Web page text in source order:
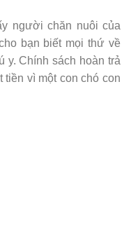
người chăn nuôi của
bạn biết mọi thứ về
y. Chính sách hoàn trả
tiền vì một con chó con